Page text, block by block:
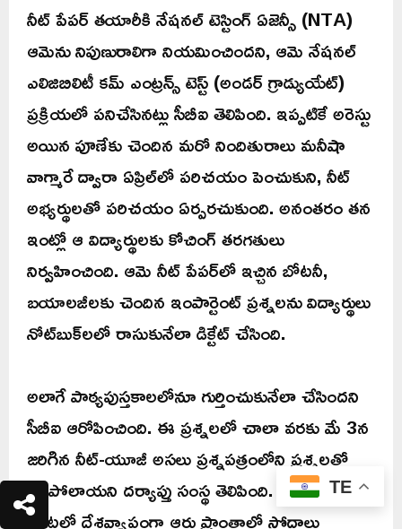
నీట్‌ పేపర్‌ తయారీకి నేషనల్ టెస్టింగ్ ఏజెన్సీ (NTA)
ఆమెను నిపుణురాలిగా నియమించిందని, ఆమె నేషనల్
ఎలిజిబిలిటీ కమ్ ఎంట్రన్స్ టెస్ట్ (అండర్ గ్రాడ్యుయేట్)
ప్రక్రియలో పనిచేసినట్లు సీబీఐ తెలిపింది. ఇప్పటికే అరెస్టు
అయిన పూణేకు చెందిన మరో నిందితురాలు మనీషా
వాగ్మారే ద్వారా ఏప్రిల్‌లో పరిచయం పెంచుకుని, నీట్
అభ్యర్థులతో పరిచయం ఏర్పరచుకుంది. అనంతరం తన
ఇంట్లో ఆ విద్యార్థులకు కోచింగ్ తరగతులు
నిర్వహించింది. ఆమె నీట్ పేపర్‌లో ఇచ్చిన బోటనీ,
బయాలజీలకు చెందిన ఇంపార్టెంట్‌ ప్రశ్నలను విద్యార్థులు
నోట్‌బుక్‌లలో రాసుకునేలా డిక్టేట్‌ చేసింది.
అలాగే పాఠ్యపుస్తకాలలోనూ గుర్తించుకునేలా చేసిందని
సీబీఐ ఆరోపించింది. ఈ ప్రశ్నలలో చాలా వరకు మే 3న
జరిగిన నీట్-యూజీ అసలు ప్రశ్నపత్రంలోని ప్రశ్నలతో
సరిపోలాయని దర్యాప్తు సంస్థ తెలిపింది. గత 24
గంటల్లో దేశవ్యాప్తంగా ఆరు ప్రాంతాల్లో సోదాలు
TE